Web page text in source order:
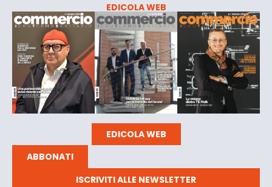
EDICOLA WEB
EDICOLA WEB
ABBONATI
ISCRIVITI ALLE NEWSLETTER